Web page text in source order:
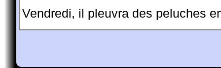
Vendredi, il pleuvra des peluches